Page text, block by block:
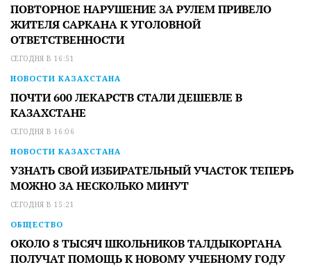
ПОВТОРНОЕ НАРУШЕНИЕ ЗА РУЛЕМ ПРИВЕЛО
ЖИТЕЛЯ САРКАНА К УГОЛОВНОЙ
ОТВЕТСТВЕННОСТИ
СЕГОДНЯ В 16:51
НОВОСТИ КАЗАХСТАНА
ПОЧТИ 600 ЛЕКАРСТВ СТАЛИ ДЕШЕВЛЕ В
КАЗАХСТАНЕ
СЕГОДНЯ В 16:06
НОВОСТИ КАЗАХСТАНА
УЗНАТЬ СВОЙ ИЗБИРАТЕЛЬНЫЙ УЧАСТОК ТЕПЕРЬ
МОЖНО ЗА НЕСКОЛЬКО МИНУТ
СЕГОДНЯ В 15:21
ОБЩЕСТВО
ОКОЛО 8 ТЫСЯЧ ШКОЛЬНИКОВ ТАЛДЫКОРГАНА
ПОЛУЧАТ ПОМОЩЬ К НОВОМУ УЧЕБНОМУ ГОДУ